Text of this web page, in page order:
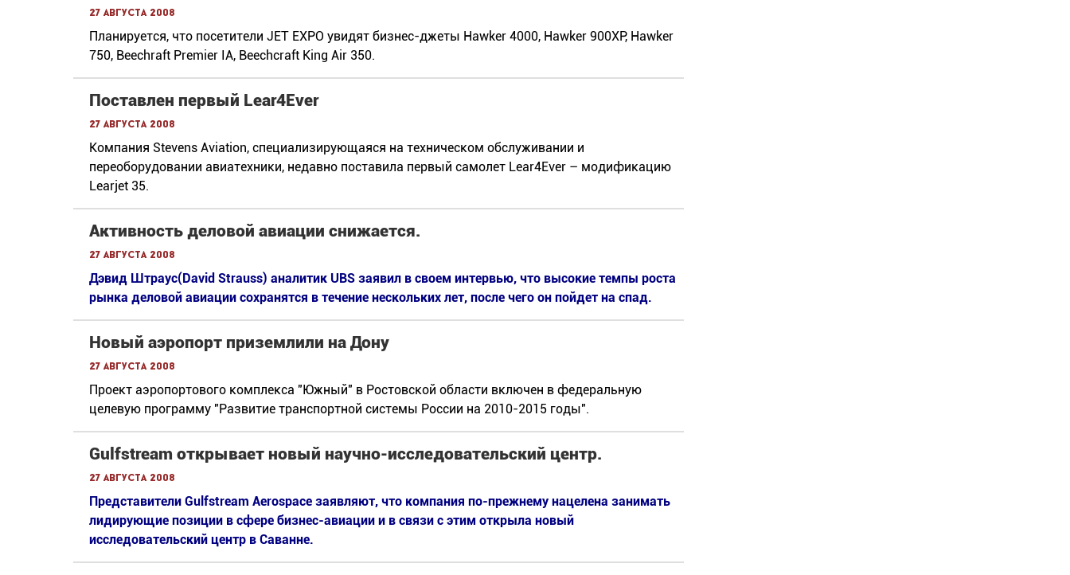
27 августа 2008
Планируется, что посетители JET EXPO увидят бизнес-джеты Hawker 4000, Hawker 900XP, Hawker
750, Beechraft Premier IA, Beechcraft King Air 350.
Поставлен первый Lear4Ever
27 августа 2008
Компания Stevens Aviation, специализирующаяся на техническом обслуживании и
переоборудовании авиатехники, недавно поставила первый самолет Lear4Ever – модификацию
Learjet 35.
Активность деловой авиации снижается.
27 августа 2008
Дэвид Штраус(David Strauss) аналитик UBS заявил в своем интервью, что высокие темпы роста
рынка деловой авиации сохранятся в течение нескольких лет, после чего он пойдет на спад.
Новый аэропорт приземлили на Дону
27 августа 2008
Проект аэропортового комплекса "Южный" в Ростовской области включен в федеральную
целевую программу "Развитие транспортной системы России на 2010-2015 годы".
Gulfstream открывает новый научно-исследовательский центр.
27 августа 2008
Представители Gulfstream Aerospace заявляют, что компания по-прежнему нацелена занимать
лидирующие позиции в сфере бизнес-авиации и в связи с этим открыла новый
исследовательский центр в Саванне.